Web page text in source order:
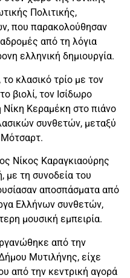
Πολιτικής,
που παρακολούθησαν
από τη λόγια
ελληνική δημιουργία.
κλασικό τρίο με τον
βιολί, τον Ισίδωρο
Νίκη Κεραμέκη στο πιάνο
συνθετών, μεταξύ
Νίκος Καραγκιαούρης
με τη συνοδεία του
αποσπάσματα από
Ελλήνων συνθετών,
μουσική εμπειρία.
από την
Μυτιλήνης, είχε
από την κεντρική αγορά